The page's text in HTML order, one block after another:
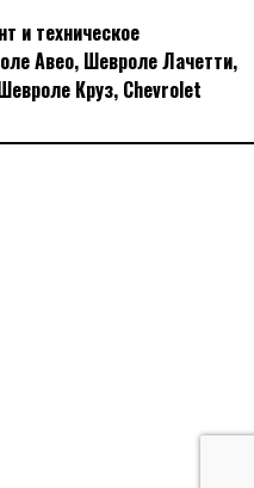
и техническое
Авео, Шевроле Лачетти,
Круз, Сhevrolet